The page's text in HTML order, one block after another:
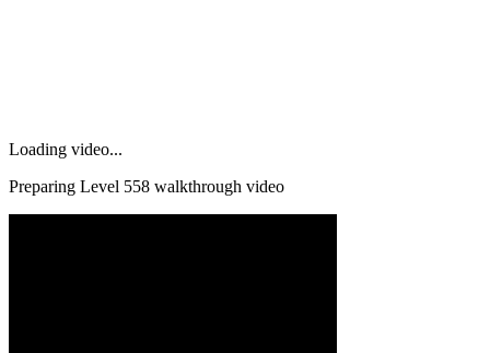
Loading video...
Preparing Level 558 walkthrough video